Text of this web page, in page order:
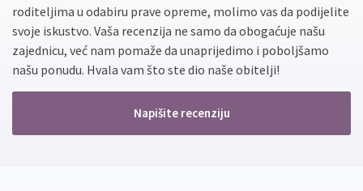
roditeljima u odabiru prave opreme, molimo vas da podijelite
svoje iskustvo. Vaša recenzija ne samo da obogaćuje našu
zajednicu, već nam pomaže da unaprijedimo i poboljšamo
našu ponudu. Hvala vam što ste dio naše obitelji!
Napišite recenziju